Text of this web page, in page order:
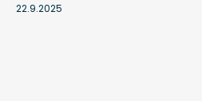
22.9.2025